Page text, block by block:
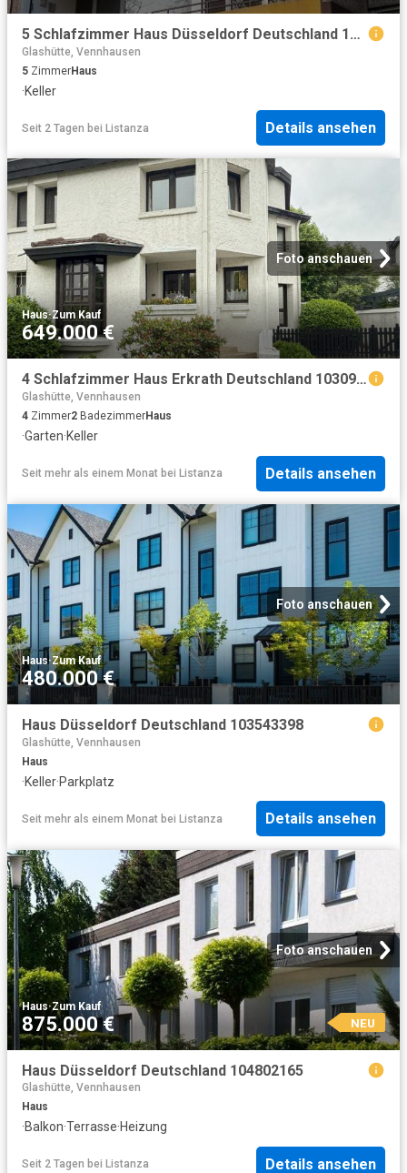
5 Schlafzimmer Haus Düsseldorf Deutschland 104801021
Glashütte, Vennhausen
5 ZimmerHaus
·Keller
Seit 2 Tagen bei Listanza Details ansehen
Foto anschauen
Haus·Zum Kauf
649.000 €
4 Schlafzimmer Haus Erkrath Deutschland 103092968
Glashütte, Vennhausen
4 Zimmer2 BadezimmerHaus
·Garten·Keller
Seit mehr als einem Monat bei Listanza Details ansehen
Foto anschauen
Haus·Zum Kauf
480.000 €
Haus Düsseldorf Deutschland 103543398
Glashütte, Vennhausen
Haus
·Keller·Parkplatz
Seit mehr als einem Monat bei Listanza Details ansehen
Foto anschauen
Haus·Zum Kauf
875.000 € NEU
Haus Düsseldorf Deutschland 104802165
Glashütte, Vennhausen
Haus
·Balkon·Terrasse·Heizung
Seit 2 Tagen bei Listanza Details ansehen